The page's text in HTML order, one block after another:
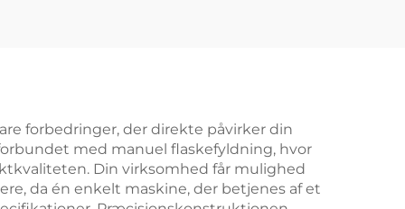
forbedringer, der direkte påvirker din
med manuel flaskefyldning, hvor
Din virksomhed får mulighed
da én enkelt maskine, der betjenes af et